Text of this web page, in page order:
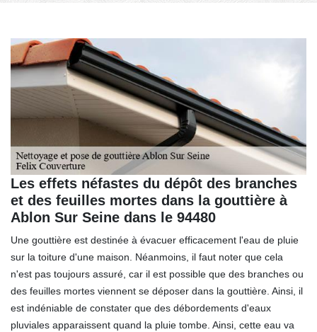
Les effets néfastes du dépôt des branches
et des feuilles mortes dans la gouttière à
Ablon Sur Seine dans le 94480
Une gouttière est destinée à évacuer efficacement l'eau de pluie
sur la toiture d'une maison. Néanmoins, il faut noter que cela
n'est pas toujours assuré, car il est possible que des branches ou
des feuilles mortes viennent se déposer dans la gouttière. Ainsi, il
est indéniable de constater que des débordements d'eaux
pluviales apparaissent quand la pluie tombe. Ainsi, cette eau va